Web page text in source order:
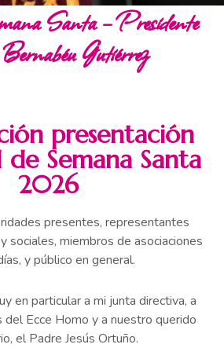
presentación
Semana Santa
2026
presentes, representantes
sociales, miembros de asociaciones
y público en general.
en particular a mi junta directiva, a
Ecce Homo y a nuestro querido
el Padre Jesús Ortuño.
Santa – Presidente
Gutiérrez